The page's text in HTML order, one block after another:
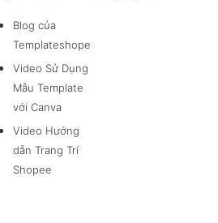
Blog của
Templateshope
Video Sử Dụng
Mẫu Template
với Canva
Video Hướng
dẫn Trang Trí
Shopee